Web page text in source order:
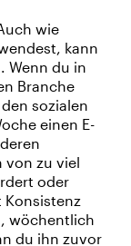
wie
kann
Wenn du in
Branche
sozialen
einen E-
von zu viel
oder
Konsistenz
wöchentlich
du ihn zuvor